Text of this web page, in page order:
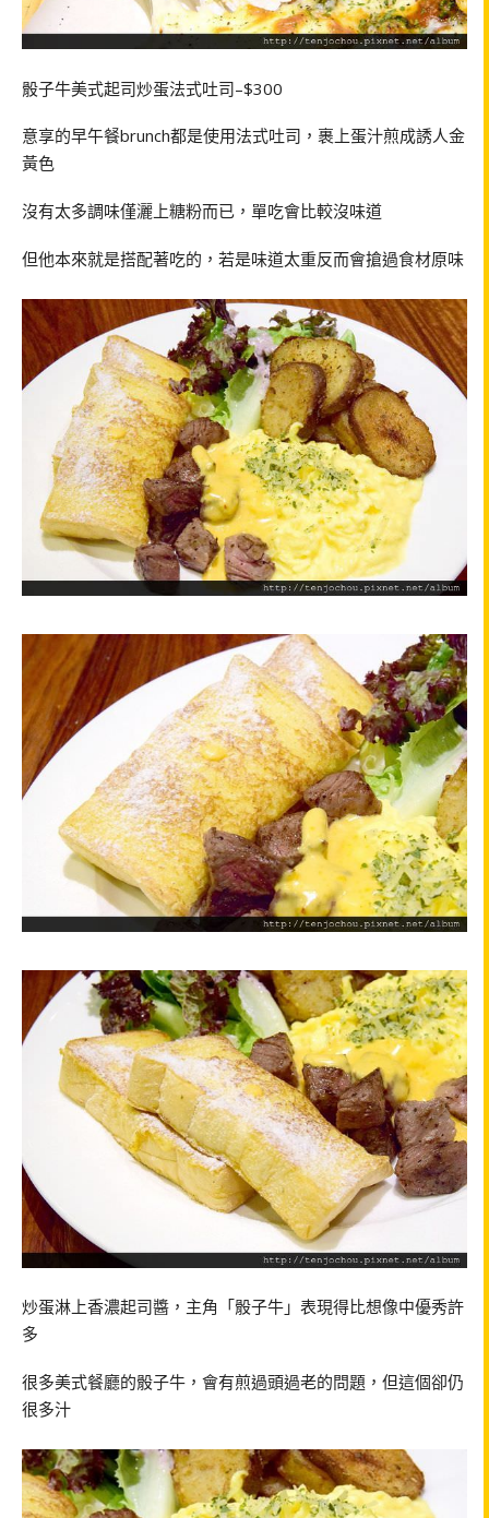
骰子牛美式起司炒蛋法式吐司–$300
意享的早午餐brunch都是使用法式吐司，裹上蛋汁煎成誘人金
黃色
沒有太多調味僅灑上糖粉而已，單吃會比較沒味道
但他本來就是搭配著吃的，若是味道太重反而會搶過食材原味
炒蛋淋上香濃起司醬，主角「骰子牛」表現得比想像中優秀許
多
很多美式餐廳的骰子牛，會有煎過頭過老的問題，但這個卻仍
很多汁